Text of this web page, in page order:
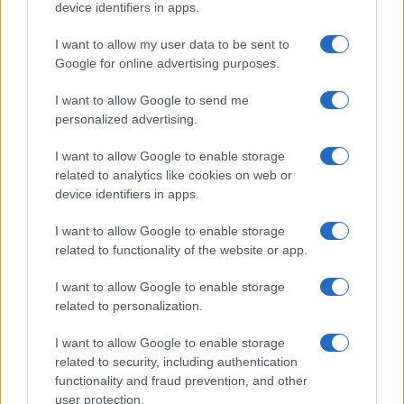
device identifiers in apps.
I want to allow my user data to be sent to
Google for online advertising purposes.
I want to allow Google to send me
personalized advertising.
I want to allow Google to enable storage
related to analytics like cookies on web or
device identifiers in apps.
I want to allow Google to enable storage
related to functionality of the website or app.
I want to allow Google to enable storage
related to personalization.
I want to allow Google to enable storage
related to security, including authentication
functionality and fraud prevention, and other
user protection.
se avviene in luogo pubblico e in presenza di
almeno altre due persone che abbiano
effettivamente percepito l’offesa rivolta al
pubblico ufficiale. Ne consegue che le offese
rivolte in un luogo non aperto al pubblico o senza
pubblico ufficiale offeso non sono
sanzionabili. Tali limitazioni appaiono prive di un
escludendo dalla tutela situazioni in cui l’offesa è
altrettanto grave e lesiva dell’autorevolezza dello
Riformiamo la norma
A mio modo di vedere, l’abrogazione del quarto